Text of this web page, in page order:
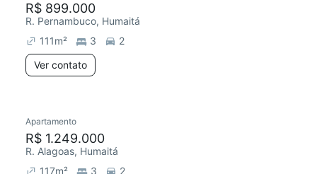
R$ 899.000
R. Pernambuco, Humaitá
111m² 3
2
Ver contato
Apartamento
R$ 1.249.000
R. Alagoas, Humaitá
117m² 3
2